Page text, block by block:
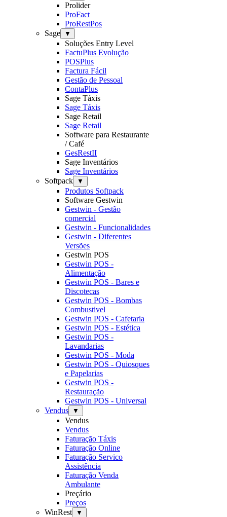
Prolider
ProFact
ProRestPos
Sage
▼
Soluções Entry Level
FactuPlus Evolução
POSPlus
Factura Fácil
Gestão de Pessoal
ContaPlus
Sage Táxis
Sage Táxis
Sage Retail
Sage Retail
Software para Restaurante
/ Café
GesRestII
Sage Inventários
Sage Inventários
Softpack
▼
Produtos Softpack
Software Gestwin
Gestwin - Gestão
comercial
Gestwin - Funcionalidades
Gestwin - Diferentes
Versões
Gestwin POS
Gestwin POS -
Alimentação
Gestwin POS - Bares e
Discotecas
Gestwin POS - Bombas
Combustivel
Gestwin POS - Cafetaria
Gestwin POS - Estética
Gestwin POS -
Lavandarias
Gestwin POS - Moda
Gestwin POS - Quiosques
e Papelarias
Gestwin POS -
Restauração
Gestwin POS - Universal
Vendus
▼
Vendus
Vendus
Faturação Táxis
Faturação Online
Faturação Servico
Assistência
Faturação Venda
Ambulante
Preçário
Preços
WinRest
▼